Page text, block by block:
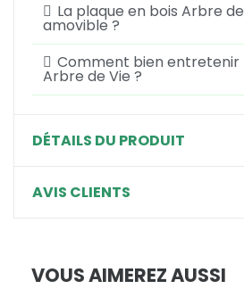
La plaque en bois Arbre
amovible ?
Comment bien entretenir
Arbre de Vie ?
DÉTAILS DU PRODUIT
AVIS CLIENTS
VOUS AIMEREZ AUSSI